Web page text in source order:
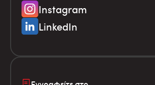
Instagram
LinkedIn